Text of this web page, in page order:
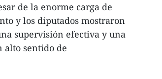
de la enorme carga de
y los diputados mostraron
supervisión efectiva y una
alto sentido de